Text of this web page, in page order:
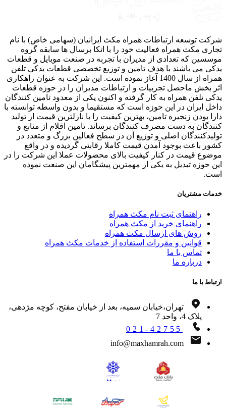
توسعه ارتباطات همراه مکث ایرانیان (سهامی خاص) با نام
مکث همراه فعالیت خود را با اتکا برسال ها سابقه گروه
که تعدادی از مدیران با تجربه در صنعت موبایل و قطعات
می باشند با هدف تامین و توزیع تخصصی قطعات یدکی تلفن
همراه از سال 1400 آغاز نموده است. این شرکت به عنوان راهکاری
بخش ماحصل تجربیات و ارتباطات مدیران را در حوزه قطعات
تلفن همراه به کار گرفته و اکنون یکی از معدود تامین کنندگان
ایران در این حوزه است که مستقیما و بدون واسطه توانسته با
بودن زنجیره تامین، بهترین کیفیت را با نازلترین قیمت از تولید
به دست مصرف کنندگان برساند. تامین اقلام از منابع و
اصلی و توزیع آن در سطح فعالین بزرگ و متعدد در
باعث بوجود آمدن قیمت کاملا رقابتی گردیده و در واقع
قیمت در کنار کیفیت بالای محصولات عملا این شرکت را در
حوزه تبدیل به یکی از مهمترین پیشگامان این صنعت نموده
مشتریان
راهنمای ثبت نام مکث همراه
راهنمای خرید از مکث همراه
روش های ارسال مکث همراه
قوانین و مقررات استفاده از خدمات مکث همراه
تماس با ما
درباره ما
با ما
تهران،خیابان سمیه، بعد از خیابان مفتح، کوچه مژدهی،
پلاک 4، واحد 7
021-42755
info@maxhamrah.com